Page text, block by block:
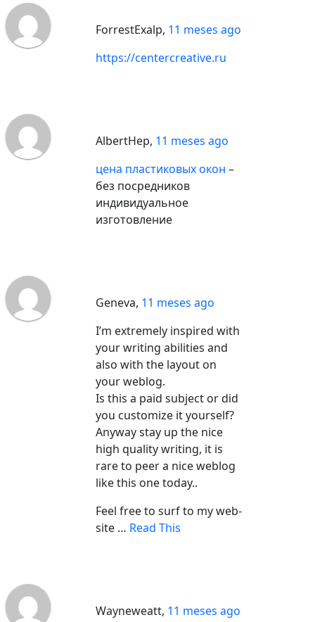
ForrestExalp, 11 meses ago
https://centercreative.ru
AlbertHep, 11 meses ago
цена пластиковых окон –
без посредников
индивидуальное
изготовление
Geneva, 11 meses ago
I’m extremely inspired with
your writing abilities and
also with the layout on
your weblog.
Is this a paid subject or did
you customize it yourself?
Anyway stay up the nice
high quality writing, it is
rare to peer a nice weblog
like this one today..
Feel free to surf to my web-
site … Read This
Wayneweatt, 11 meses ago